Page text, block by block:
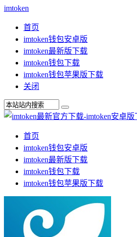
imtoken
首页
imtoken钱包安卓版
imtoken最新版下载
imtoken钱包下载
imtoken钱包苹果版下载
关闭
首页
imtoken钱包安卓版
imtoken最新版下载
imtoken钱包下载
imtoken钱包苹果版下载